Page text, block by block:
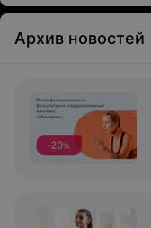
Архив новостей